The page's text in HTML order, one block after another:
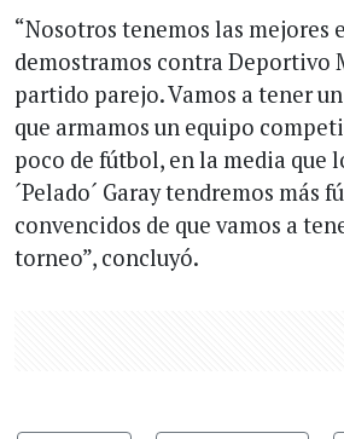
“Nosotros tenemos las mejores
demostramos contra Deportivo
partido parejo. Vamos a tener
que armamos un equipo
poco de fútbol, en la media que
´Pelado´ Garay tendremos más
convencidos de que vamos a
torneo”, concluyó.